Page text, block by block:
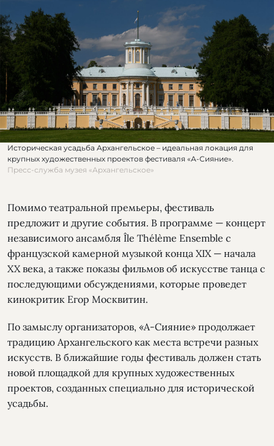
Историческая усадьба Архангельское – идеальная локация для
крупных художественных проектов фестиваля «А-Сияние».
Пресс-служба музея «Архангельское»
Помимо театральной премьеры, фестиваль
предложит и другие события. В программе — концерт
независимого ансамбля Île Thélème Ensemble с
французской камерной музыкой конца XIX — начала
XX века, а также показы фильмов об искусстве танца с
последующими обсуждениями, которые проведет
кинокритик Егор Москвитин.
По замыслу организаторов, «А-Сияние» продолжает
традицию Архангельского как места встречи разных
искусств. В ближайшие годы фестиваль должен стать
новой площадкой для крупных художественных
проектов, созданных специально для исторической
усадьбы.